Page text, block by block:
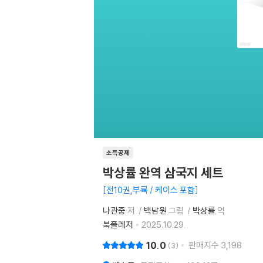
소득공제
박상률 완역 삼국지 세트
전10권,부록 / 케이스 포함
나관중 저 백남원 그림 박상률 역
북플레저
2025.10.29.
10.0 3 판매지수 3,198